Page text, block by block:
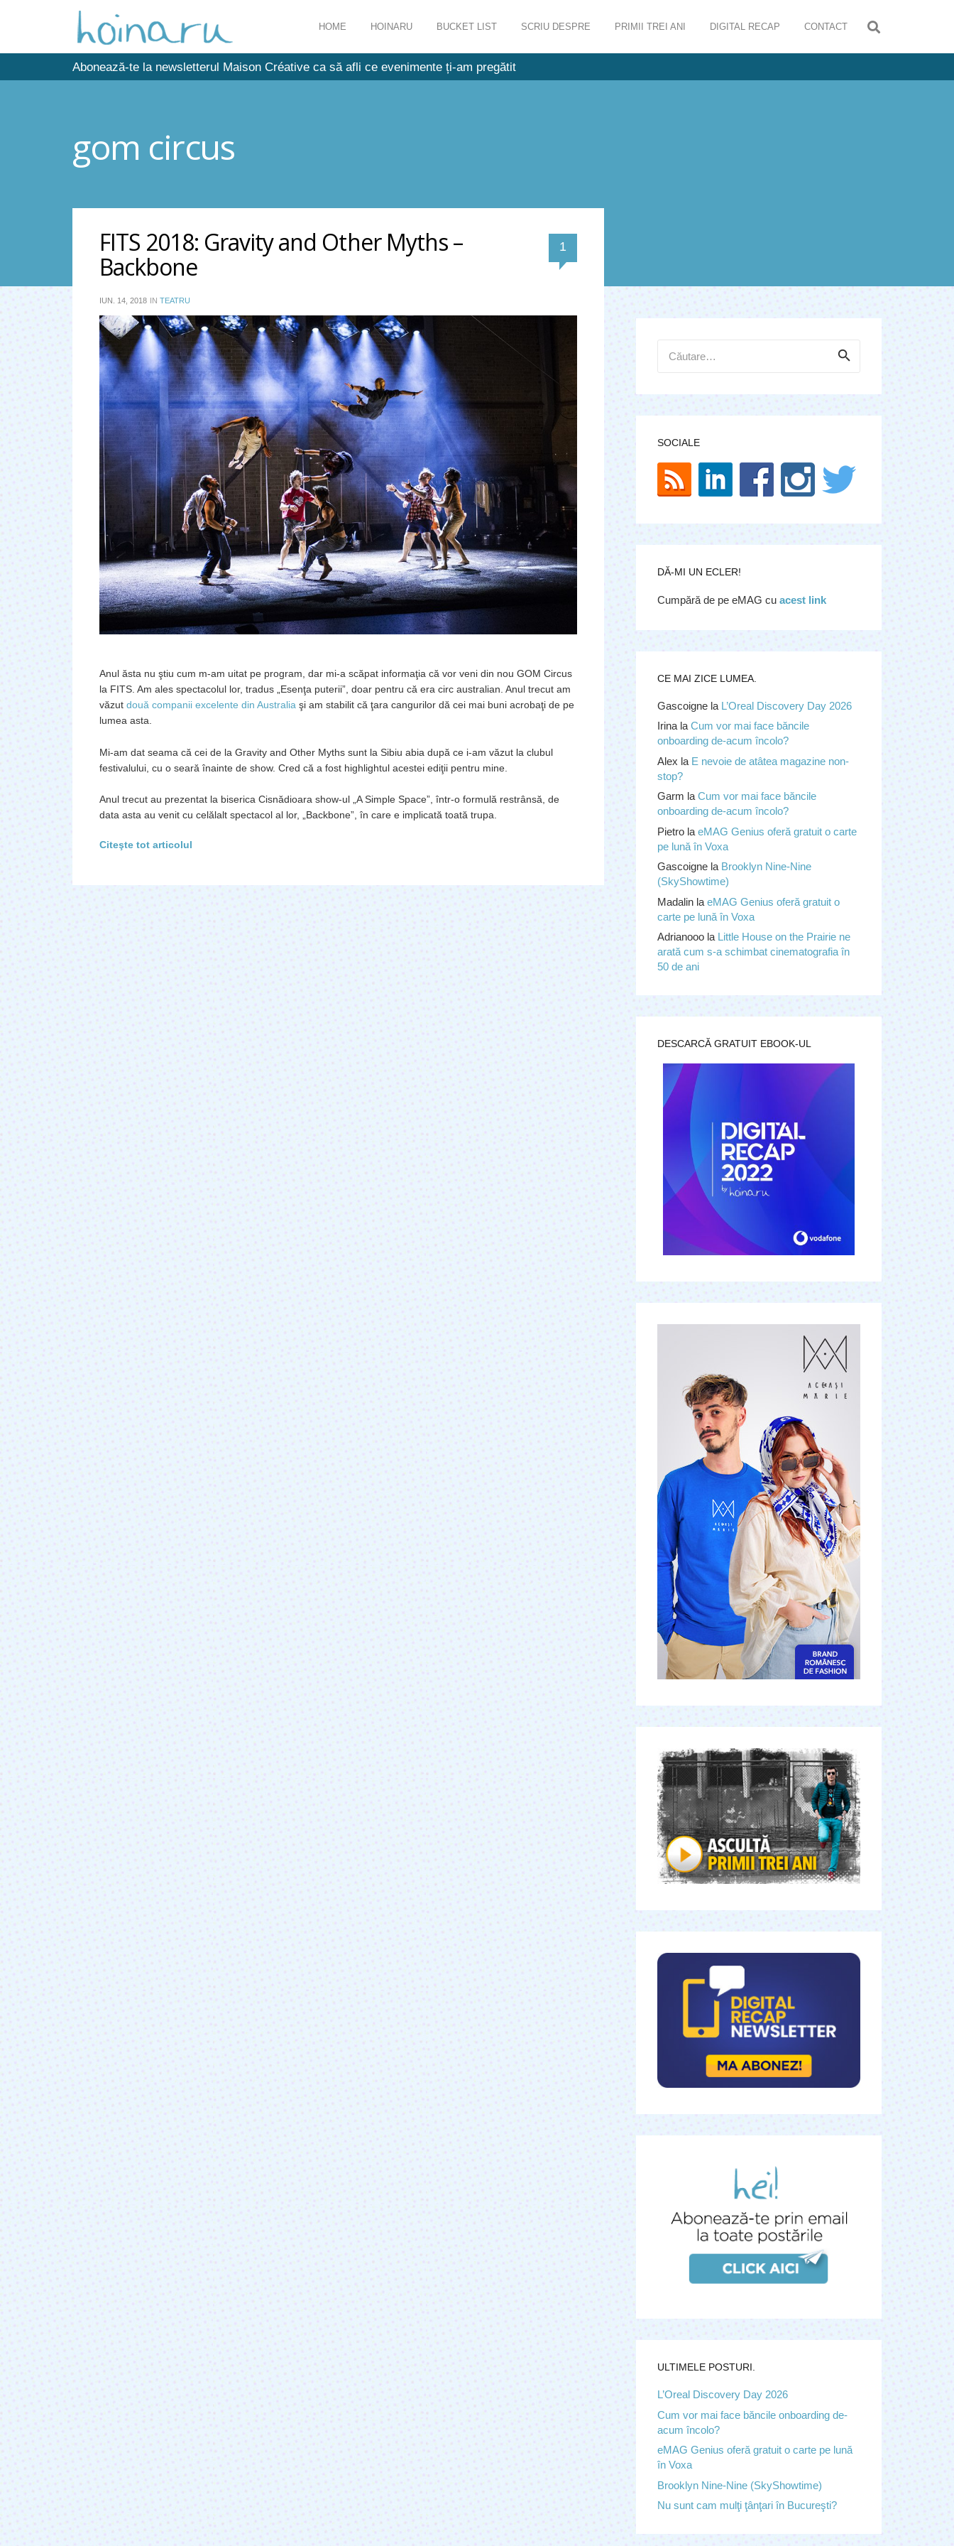
HOME HOINARU BUCKET LIST SCRIU DESPRE PRIMII TREI ANI DIGITAL RECAP CONTACT
Abonează-te la newsletterul Maison Créative ca să afli ce evenimente ți-am pregătit
gom circus
FITS 2018: Gravity and Other Myths –
Backbone
1
IUN. 14, 2018 IN TEATRU
Anul ăsta nu ştiu cum m-am uitat pe program, dar mi-a scăpat informaţia că vor veni din nou GOM Circus
la FITS. Am ales spectacolul lor, tradus „Esenţa puterii”, doar pentru că era circ australian. Anul trecut am
văzut două companii excelente din Australiaşi am stabilit că ţara cangurilor dă cei mai buni acrobaţi de pe
lumea asta.
Mi-am dat seama că cei de la Gravity and Other Myths sunt la Sibiu abia după ce i-am văzut la clubul
festivalului, cu o seară înainte de show. Cred că a fost highlightul acestei ediţii pentru mine.
Anul trecut au prezentat la biserica Cisnădioara show-ul „A Simple Space”, într-o formulă restrânsă, de
data asta au venit cu celălalt spectacol al lor, „Backbone”, în care e implicată toată trupa.
Citeşte tot articolul
după:
SOCIALE
DĂ-MI UN ECLER!
Cumpără de pe eMAG cu acest link
CE MAI ZICE LUMEA.
Gascoignela L’Oreal Discovery Day 2026
Irinala Cum vor mai face băncile
onboarding de-acum încolo?
Alex la E nevoie de atâtea magazine non-
stop?
Garm la Cum vor mai face băncile
onboarding de-acum încolo?
Pietrola eMAG Genius oferă gratuit o carte
pe lună în Voxa
Gascoignela Brooklyn Nine-Nine
(SkyShowtime)
Madalinla eMAG Genius oferă gratuit o
carte pe lună în Voxa
Adrianooola Little House on the Prairie ne
arată cum s-a schimbat cinematografia în
50 de ani
DESCARCĂ GRATUIT EBOOK-UL
ULTIMELE POSTURI.
L’Oreal Discovery Day 2026
Cum vor mai face băncile onboarding de-
acum încolo?
eMAG Genius oferă gratuit o carte pe lună
în Voxa
Brooklyn Nine-Nine (SkyShowtime)
Nu sunt cam mulţi ţânţari în Bucureşti?